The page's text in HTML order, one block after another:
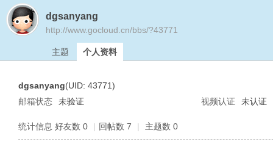
dgsanyang
http://www.gocloud.cn/bbs/?43771
主题 个人资料
dgsanyang(UID: 43771)
邮箱状态
未验证 视频认证 未认证
统计信息 好友数 0 | 回帖数 7 | 主题数 0